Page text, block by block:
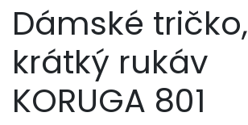
Dámské tričko,
krátký rukáv
KORUGA 801